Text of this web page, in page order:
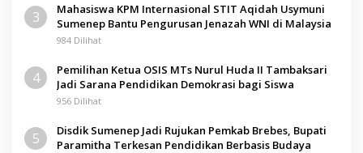
3
Mahasiswa KPM Internasional STIT Aqidah Usymuni
Sumenep Bantu Pengurusan Jenazah WNI di Malaysia
984 Dilihat
4
Pemilihan Ketua OSIS MTs Nurul Huda II Tambaksari
Jadi Sarana Pendidikan Demokrasi bagi Siswa
956 Dilihat
5
Disdik Sumenep Jadi Rujukan Pemkab Brebes, Bupati
Paramitha Terkesan Pendidikan Berbasis Budaya